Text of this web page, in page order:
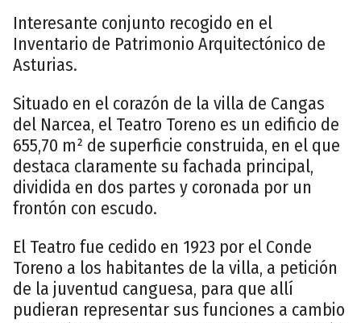
Interesante conjunto recogido en el
Inventario de Patrimonio Arquitectónico de
Asturias.
Situado en el corazón de la villa de Cangas
del Narcea, el Teatro Toreno es un edificio de
655,70 m² de superficie construida, en el que
destaca claramente su fachada principal,
dividida en dos partes y coronada por un
frontón con escudo.
El Teatro fue cedido en 1923 por el Conde
Toreno a los habitantes de la villa, a petición
de la juventud canguesa, para que allí
pudieran representar sus funciones a cambio